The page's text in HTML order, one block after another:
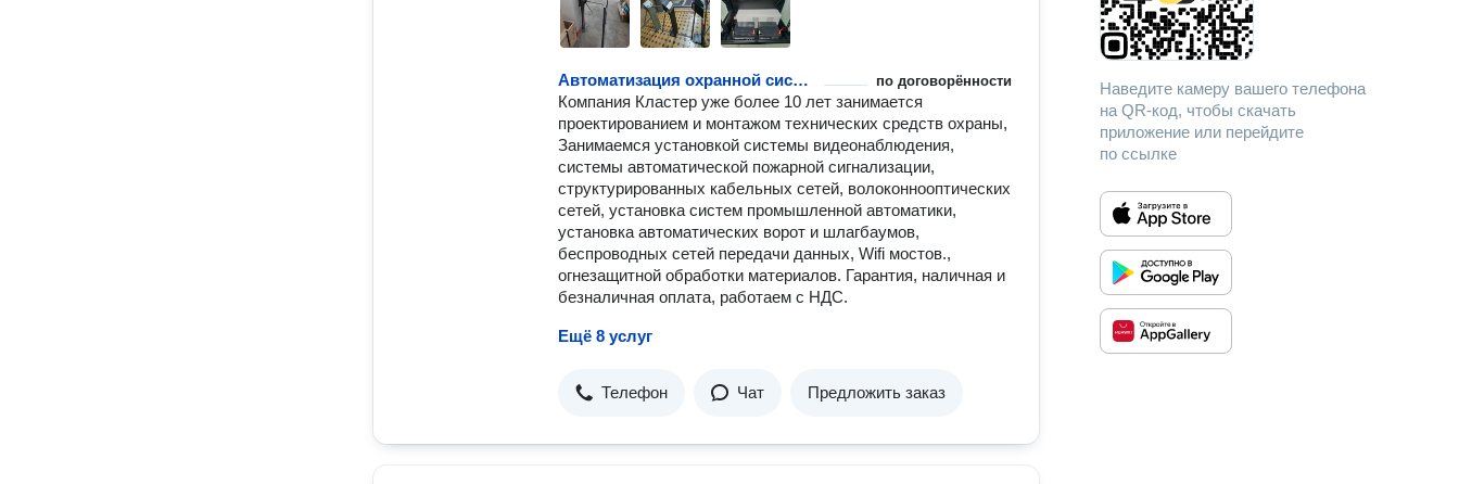
Автоматизация охранной системы по договорённости
Компания Кластер уже более 10 лет занимается
проектированием и монтажом технических средств охраны,
Занимаемся установкой системы видеонаблюдения,
системы автоматической пожарной сигнализации,
структурированных кабельных сетей, волоконнооптических
сетей, установка систем промышленной автоматики,
установка автоматических ворот и шлагбаумов,
беспроводных сетей передачи данных, Wifi мостов.,
огнезащитной обработки материалов. Гарантия, наличная и
безналичная оплата, работаем с НДС.
Ещё 8 услуг
Телефон Чат Предложить заказ
Наведите камеру вашего телефона
на QR-код, чтобы скачать
приложение или перейдите
по ссылке